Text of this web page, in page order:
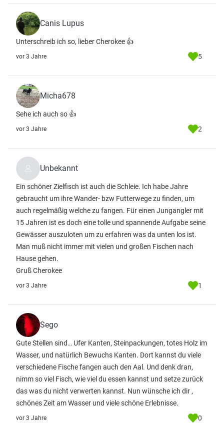
Canis Lupus
Unterschreib ich so, lieber Cherokee 👍
vor 3 Jahre 5
Micha678
Sehe ich auch so 👍
vor 3 Jahre 2
Unbekannt
Ein schöner Zielfisch ist auch die Schleie. Ich habe Jahre
gebraucht um ihre Wander- bzw Futterwege zu finden, um
auch regelmäßig welche zu fangen. Für einen Jungangler mit
15 Jahren ist es doch eine tolle und spannende Aufgabe seine
Gewässer auszuloten um zu erfahren was da unten los ist.
Man muß nicht immer mit vielen und großen Fischen nach
Hause gehen.
Gruß Cherokee
vor 3 Jahre 1
Sego
Gute Stellen sind… Ufer Kanten, Steinpackungen, totes Holz im
Wasser, und natürlich Bewuchs Kanten. Dort kannst du viele
verschiedene Fische fangen auch den Aal. Und denk dran,
nimm so viel Fisch, wie viel du essen kannst und setze zurück
das was du nicht verwerten kannst. Nun wünsche ich dir ,
schönes Zeit am Wasser und viele schöne Erlebnisse.
vor 3 Jahre 0